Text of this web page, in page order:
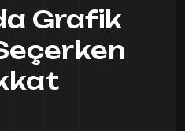
Grafik